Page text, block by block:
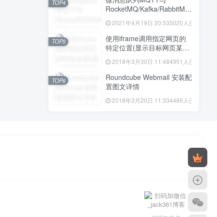
RocketMQ/Kafka/RabbitMQ
2021年4月19日 20:535020人已阅读
TOP4
使用iframe调用指定网页的
特定位置(显示目标网页某区
2018年3月30日 11:484951人已阅读
TOP5
Roundcube Webmail 安装配
置图文详情
2018年3月20日 11:334466人已阅读
TOP6